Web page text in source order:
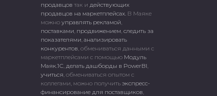
продавцов так и действующих
продавцов на маркетплейсах. В Маяке
можно управлять рекламой
поставками продвижением следить за
показателями анализировать
конкурентов , обмениваться данными с
маркетплейсами c помощью Модуль
Маяк.1С делать дашборды в PowerBI
учиться , обмениваться опытом с
коллегами, можно получить экспресс-
финансирование для поставщиков